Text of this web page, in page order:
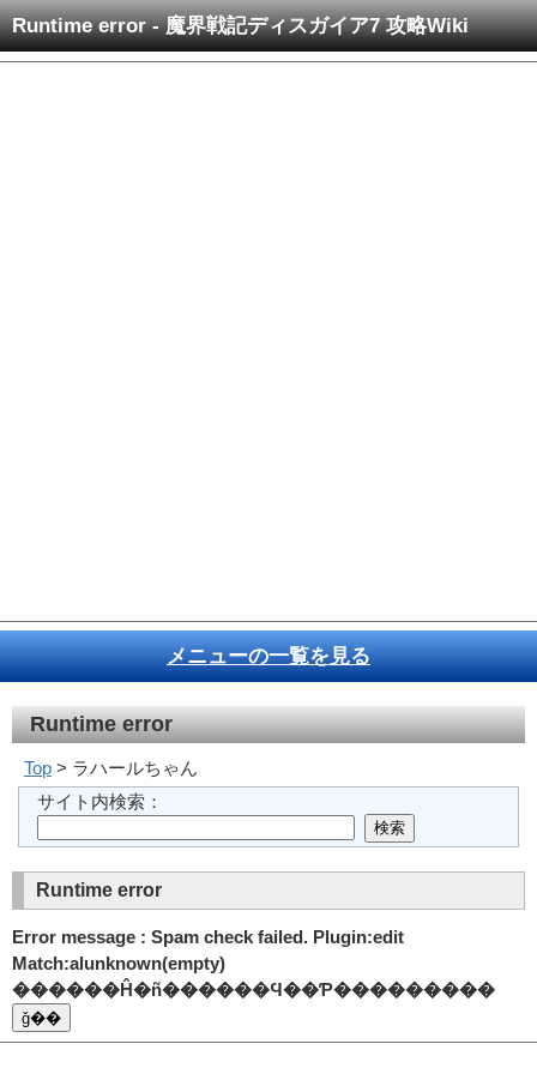
Runtime error - 魔界戦記ディスガイア7 攻略Wiki
メニューの一覧を見る
Runtime error
Top > ラハールちゃん
サイト内検索：
Runtime error
Error message : Spam check failed. Plugin:edit
Match:alunknown(empty)
������Ĥ�ñ������Ϥ��Ƥ���������